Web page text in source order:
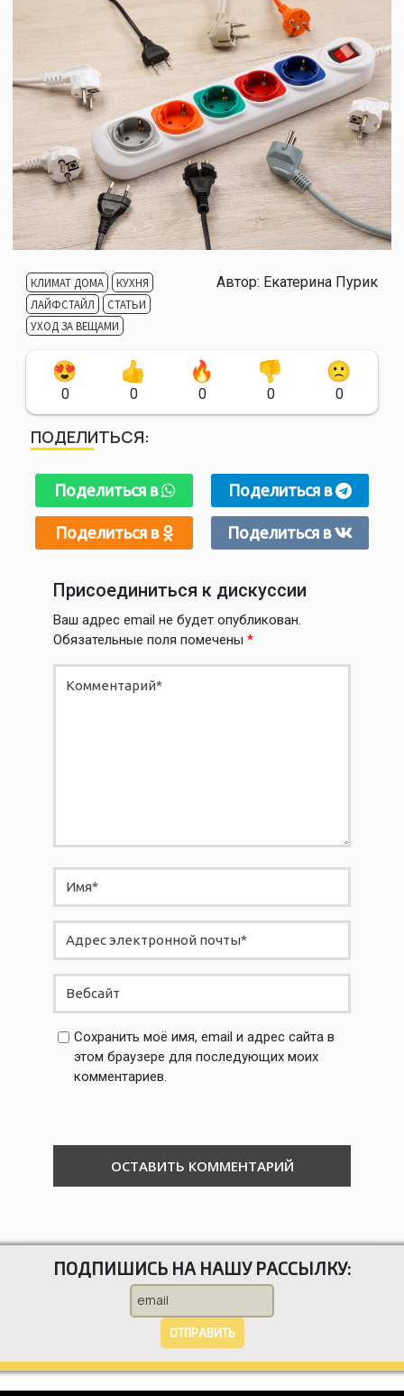
КЛИМАТ ДОМА
КУХНЯ
ЛАЙФСТАЙЛ
СТАТЬИ
УХОД ЗА ВЕЩАМИ
Автор: Екатерина Пурик
0 0 0 0 0
ПОДЕЛИТЬСЯ:
Поделиться в Поделиться в
Поделиться в Поделиться в
Присоединиться к дискуссии
Ваш адрес email не будет опубликован.
Обязательные поля помечены *
Сохранить моё имя, email и адрес сайта в
этом браузере для последующих моих
комментариев.
ПОДПИШИСЬ НА НАШУ РАССЫЛКУ:
ОТПРАВИТЬ